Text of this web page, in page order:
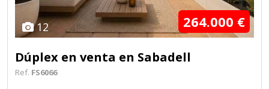
12 264.000 €
Dúplex en venta en Sabadell
Ref. FS6066